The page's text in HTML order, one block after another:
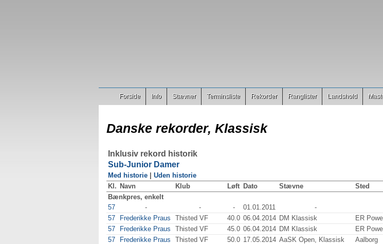
Forside Info Stævner Terminsliste Rekorder Ranglister Landshold
Danske rekorder, Klassisk
Inklusiv rekord historik
Sub-Junior Damer
Med historie
Uden historie
Kl. Navn Klub Løft Dato Stævne
Sted
Bænkpres, enkelt
57
- - - 01.01.2011 -
57
Frederikke Praus Thisted VF 40.0 06.04.2014 DM Klassisk
ER
57
Frederikke Praus Thisted VF 45.0 06.04.2014 DM Klassisk
ER
57
Frederikke Praus Thisted VF 50.0 17.05.2014 AaSK Open, Klassisk
Aalborg